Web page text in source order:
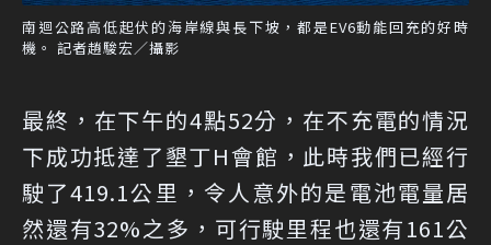
南迴公路高低起伏的海岸線與長下坡，都是EV6動能回充的好時
機。 記者趙駿宏／攝影
最終，在下午的4點52分，在不充電的情況
下成功抵達了墾丁H會館，此時我們已經行
駛了419.1公里，令人意外的是電池電量居
然還有32%之多，可行駛里程也還有161公